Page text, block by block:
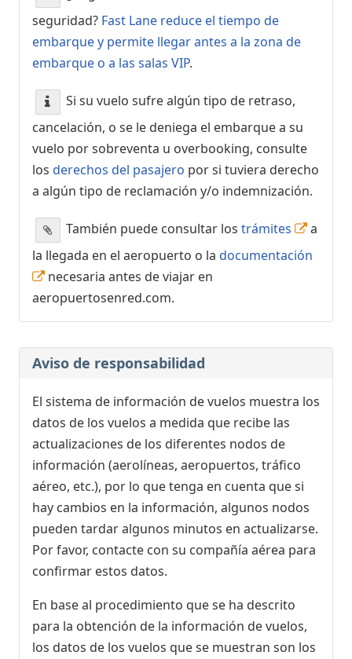
seguridad? Fast Lane reduce el tiempo de
embarque y permite llegar antes a la zona de
embarque o a las salas VIP.
Si su vuelo sufre algún tipo de retraso,
cancelación, o se le deniega el embarque a su
vuelo por sobreventa u overbooking, consulte
los derechos del pasajero por si tuviera derecho
a algún tipo de reclamación y/o indemnización.
También puede consultar los trámites
a
la llegada en el aeropuerto o la documentación
necesaria antes de viajar en
aeropuertosenred.com.
Aviso de responsabilidad
El sistema de información de vuelos muestra los
datos de los vuelos a medida que recibe las
actualizaciones de los diferentes nodos de
información (aerolíneas, aeropuertos, tráfico
aéreo, etc.), por lo que tenga en cuenta que si
hay cambios en la información, algunos nodos
pueden tardar algunos minutos en actualizarse.
Por favor, contacte con su compañía aérea para
confirmar estos datos.
En base al procedimiento que se ha descrito
para la obtención de la información de vuelos,
los datos de los vuelos que se muestran son los